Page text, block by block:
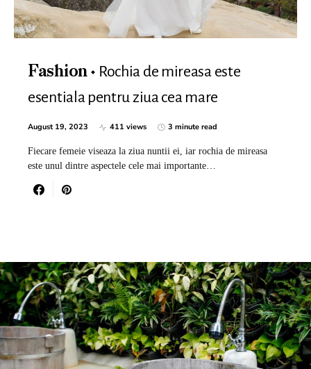
Fashion
Rochia de mireasa este
esentiala pentru ziua cea mare
August 19, 2023 411 views 3 minute read
Fiecare femeie viseaza la ziua nuntii ei, iar rochia de mireasa
este unul dintre aspectele cele mai importante…